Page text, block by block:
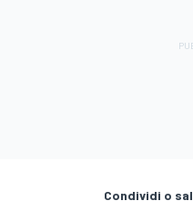
Condividi o